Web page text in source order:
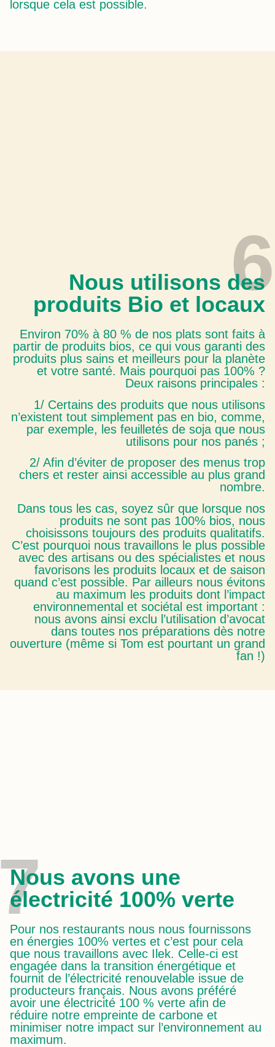
lorsque cela est possible.
6
Nous utilisons des
produits Bio et locaux
Environ 70% à 80 % de nos plats sont faits à
partir de produits bios, ce qui vous garanti des
produits plus sains et meilleurs pour la planète
et votre santé. Mais pourquoi pas 100% ?
Deux raisons principales :
1/ Certains des produits que nous utilisons
n’existent tout simplement pas en bio, comme,
par exemple, les feuilletés de soja que nous
utilisons pour nos panés ;
2/ Afin d’éviter de proposer des menus trop
chers et rester ainsi accessible au plus grand
nombre.
Dans tous les cas, soyez sûr que lorsque nos
produits ne sont pas 100% bios, nous
choisissons toujours des produits qualitatifs.
C’est pourquoi nous travaillons le plus possible
avec des artisans ou des spécialistes et nous
favorisons les produits locaux et de saison
quand c’est possible. Par ailleurs nous évitons
au maximum les produits dont l’impact
environnemental et sociétal est important :
nous avons ainsi exclu l’utilisation d’avocat
dans toutes nos préparations dès notre
ouverture (même si Tom est pourtant un grand
fan !)
Nous avons une
électricité 100% verte
Pour nos restaurants nous nous fournissons
en énergies 100% vertes et c’est pour cela
que nous travaillons avec Ilek. Celle-ci est
engagée dans la transition énergétique et
fournit de l’électricité renouvelable issue de
producteurs français. Nous avons préféré
avoir une électricité 100 % verte afin de
réduire notre empreinte de carbone et
minimiser notre impact sur l’environnement au
maximum.